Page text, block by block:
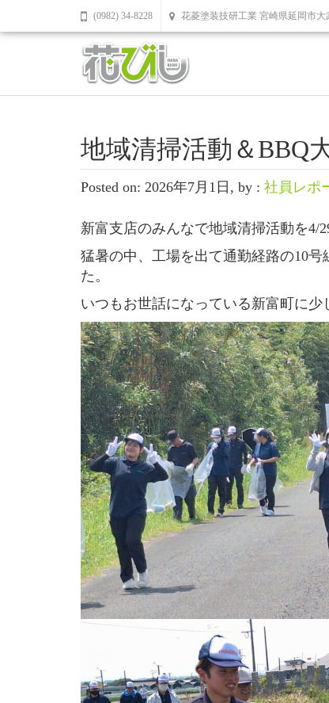
(0982) 34-8228 花菱塗装技研工業 宮崎県延岡市大
地域清掃活動＆BBQ
Posted on: 2026年7月1日, by : 社員レポ
新富支店のみんなで地域清掃活動を4/
猛暑の中、工場を出て通勤経路の10
た。
いつもお世話になっている新富町に